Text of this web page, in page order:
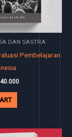
DAN SASTRA
Pembelajaran
40.000